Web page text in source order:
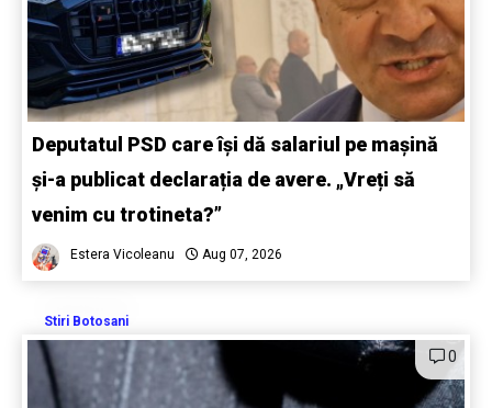
Deputatul PSD care își dă salariul pe mașină
și-a publicat declarația de avere. „Vreți să
venim cu trotineta?”
Estera Vicoleanu Aug 07, 2026
Stiri Botosani
0